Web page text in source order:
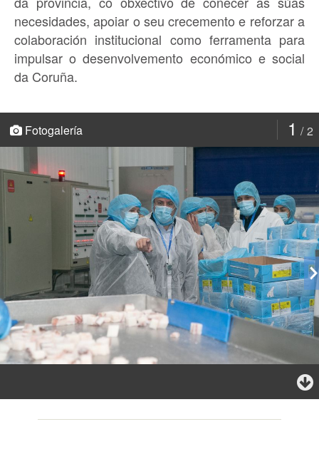
necesidades, apoiar o seu crecemento e reforzar a
colaboración institucional como ferramenta para
impulsar o desenvolvemento económico e social
da Coruña.
1 2
Fotogalería